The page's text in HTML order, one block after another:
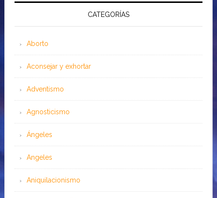
CATEGORÍAS
Aborto
Aconsejar y exhortar
Adventismo
Agnosticismo
Ángeles
Angeles
Aniquilacionismo